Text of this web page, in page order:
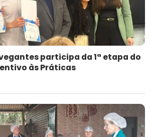
participa da 1ª etapa do
às Práticas